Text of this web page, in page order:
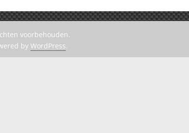
voorbehouden.
by WordPress.